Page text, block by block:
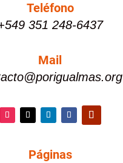
Teléfono
351 248-6437
Mail
Facebook
Páginas